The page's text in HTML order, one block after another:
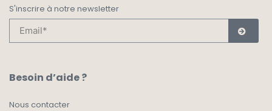
S'inscrire à notre newsletter
Besoin d’aide ?
Nous contacter